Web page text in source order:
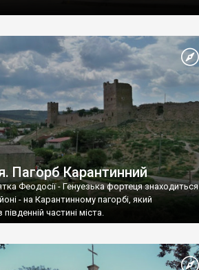
Пагорб Карантинний
Феодосії - Генуезька фортеця знаходиться
- на Карантинному пагорбі, який
частині міста.